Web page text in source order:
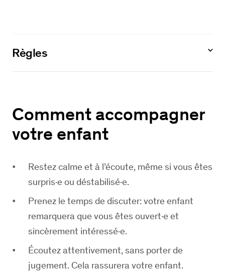
Règles
Comment accompagner
votre enfant
Restez calme et à l’écoute, même si vous êtes
surpris·e ou déstabilisé·e.
Prenez le temps de discuter: votre enfant
remarquera que vous êtes ouvert·e et
sincèrement intéressé·e.
Écoutez attentivement, sans porter de
jugement. Cela rassurera votre enfant.